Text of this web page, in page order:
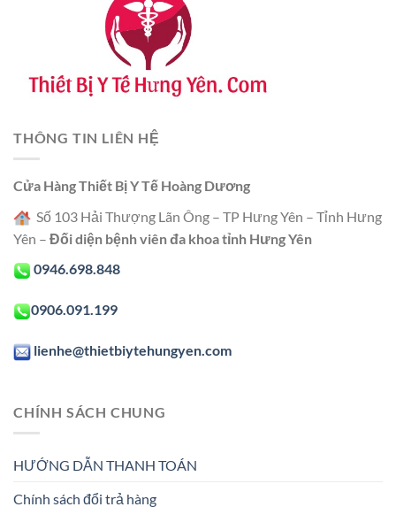
THÔNG TIN LIÊN HỆ
Cửa Hàng Thiết Bị Y Tế Hoàng Dương
Số 103 Hải Thượng Lãn Ông – TP Hưng Yên – Tỉnh Hưng
Yên – Đối diện bệnh viên đa khoa tỉnh Hưng Yên
0946.698.848
0906.091.199
lienhe@thietbiytehungyen.com
CHÍNH SÁCH CHUNG
HƯỚNG DẪN THANH TOÁN
Chính sách đổi trả hàng